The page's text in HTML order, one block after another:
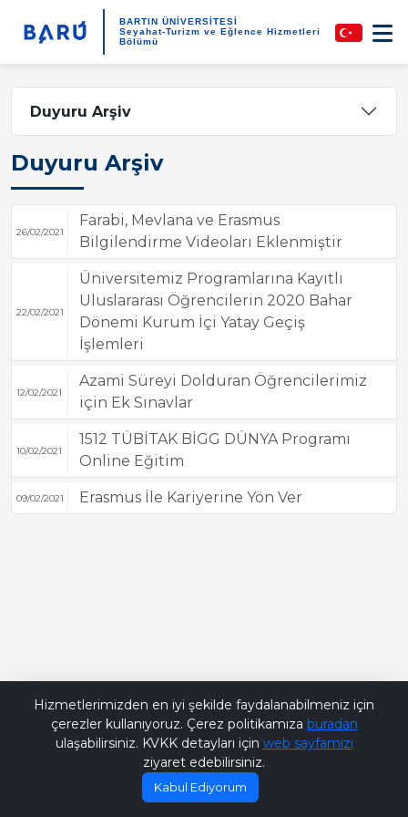
BARTIN ÜNİVERSİTESİ
Seyahat-Turizm ve Eğlence Hizmetleri
Bölümü
Duyuru Arşiv
Duyuru Arşiv
26/02/2021
Farabi, Mevlana ve Erasmus
Bilgilendirme Videoları Eklenmiştir
22/02/2021
Üniversitemiz Programlarına Kayıtlı
Uluslararası Öğrencilerin 2020 Bahar
Dönemi Kurum İçi Yatay Geçiş
İşlemleri
12/02/2021
Azami Süreyi Dolduran Öğrencilerimiz
için Ek Sınavlar
10/02/2021
1512 TÜBİTAK BİGG DÜNYA Programı
Online Eğitim
09/02/2021 Erasmus İle Kariyerine Yön Ver
Hizmetlerimizden en iyi şekilde faydalanabilmeniz için
çerezler kullanıyoruz. Çerez politikamıza buradan
ulaşabilirsiniz. KVKK detayları için web sayfamızı
ziyaret edebilirsiniz.
Kabul Ediyorum
Bana Soru Sor | Ask Me